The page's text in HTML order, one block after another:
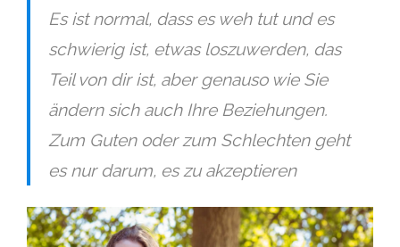
Es ist normal, dass es weh tut und es
schwierig ist, etwas loszuwerden, das
Teil von dir ist, aber genauso wie Sie
ändern sich auch Ihre Beziehungen.
Zum Guten oder zum Schlechten geht
es nur darum, es zu akzeptieren